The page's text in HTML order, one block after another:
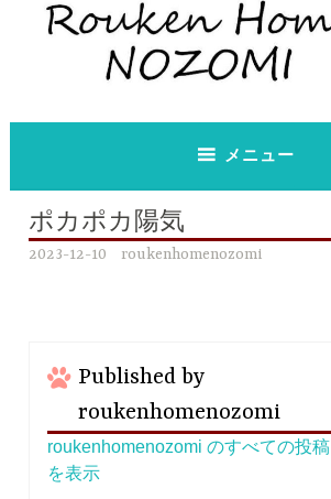
老犬ホーム のぞみ
メニュー
ポカポカ陽気
2023-12-10 roukenhomenozomi
Published by
roukenhomenozomi
roukenhomenozomi のすべての投稿
を表示